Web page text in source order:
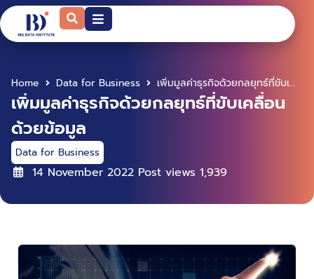
Home Data for Business เพิ่มมูลค่าธุรกิจด้วยกลยุทธ์ที่ขับเคลื่อนด้วยข้อมูล
เพิ่มมูลค่าธุรกิจด้วยกลยุทธ์ที่ขับเคลื่อน
ด้วยข้อมูล
Data for Business
14 November 2022 Post views 1,939